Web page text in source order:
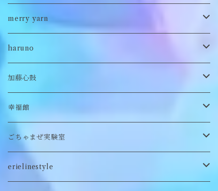
ポンチョ
雑貨
キッズ
チョーカー
ヘアバレッタ
付け襟
カードケース
ロンT
Tシャツ
キーホルダー
ぬいぐるみ
クッション
パンツ
スカート
シューズ/サンダル
セットアップ
ブローチ
ぬいぐるみブローチ
ぬいぐるみリング
ぬいぐるみ鏡
ぬいぐるみキーホルダー
ぬいぐるみマフラー
ステッカー
ブローチ
マフラー
merry yarn
帽子
haruno
ヘアゴム
靴下
キーホルダー
加藤心鼓
ロンT
幸福館
トレーナー
ロンT
ごちゃまぜ実験室
バッグ
erielinestyle